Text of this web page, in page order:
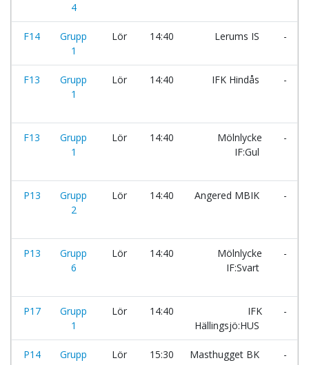
4
F14
Grupp
1
Lör 14:40 Lerums IS -
F13
Grupp
1
Lör 14:40 IFK Hindås -
F13
Grupp
1
Lör 14:40
Mölnlycke
IF:Gul
-
P13
Grupp
2
Lör 14:40 Angered MBIK -
P13
Grupp
6
Lör 14:40
Mölnlycke
IF:Svart
-
P17
Grupp
1
Lör 14:40
IFK
Hällingsjö:HUS
-
P14
Grupp
Lör 15:30 Masthugget BK -